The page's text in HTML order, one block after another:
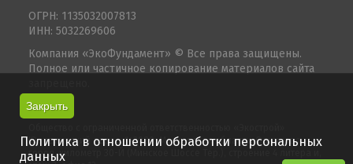
Юридический адрес: 143080, Московская область, Одинцово
город, километр 30-Й (Минское Шоссе Тер.), строение 4 литера и,
ОГРН: 1135032007813
ИНН: 5032269606
Компания «ЭкоФундамент» © Все права защищены.
Полное или частичное копирование материалов сайта
© 2026
Закрыть
Политика в отношении обработки персональных
данных